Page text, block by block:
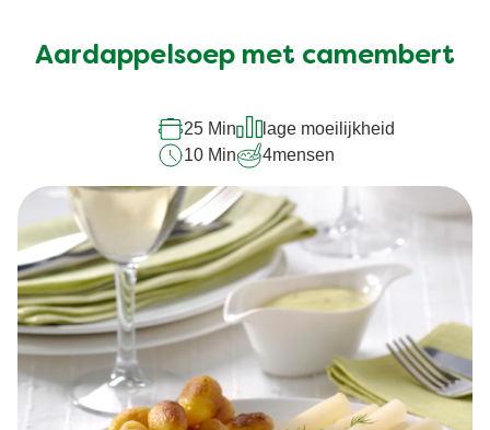
10 Min
4mensen